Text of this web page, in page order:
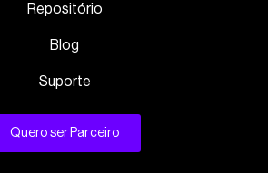
Repositório
Blog
Suporte
Quero ser Parceiro